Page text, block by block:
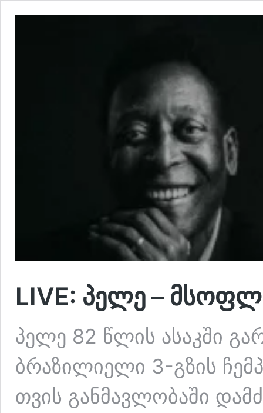
LIVE: პელე –
პელე 82 წლის ასაკში
ბრაზილიელი 3-გზის
თვის განმავლობაში